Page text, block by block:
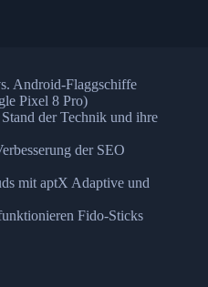
Android-Flaggschiffe
Pixel 8 Pro)
der Technik und ihre
der SEO
mit aptX Adaptive und
Fido-Sticks